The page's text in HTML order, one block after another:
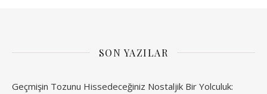
SON YAZILAR
Geçmişin Tozunu Hissedeceğiniz Nostaljik Bir Yolculuk: